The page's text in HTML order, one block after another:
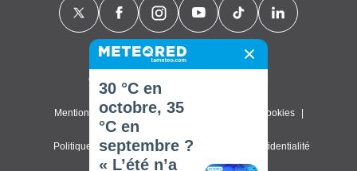
Contact
Mentions légales & Conditions d'utilisation Cookies
Politique de confidentialité Paramètres de confidentialité
30 °C en
octobre, 35
°C en
septembre ?
« L’été n’a